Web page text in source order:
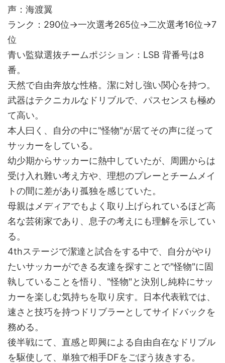
声：海渡翼
ランク：290位→一次選考265位→二次選考16位→7
位
青い監獄選抜チームポジション：LSB 背番号は8
番。
天然で自由奔放な性格。潔に対し強い関心を持つ。
武器はテクニカルなドリブルで、パスセンスも極め
て高い。
本人曰く、自分の中に"怪物"が居てその声に従って
サッカーをしている。
幼少期からサッカーに熱中していたが、周囲からは
受け入れ難い考え方や、理想のプレーとチームメイ
トの間に差があり孤独を感じていた。
母親はメディアでもよく取り上げられているほど高
名な芸術家であり、息子の考えにも理解を示してい
る。
4thステージで潔達と試合をする中で、自分がやり
たいサッカーができる友達を探すことで"怪物"に固
執していることを悟り、"怪物"と決別し純粋にサッ
カーを楽しむ気持ちを取り戻す。日本代表戦では、
速さと技巧を持つドリブラーとしてサイドバックを
務める。
後半戦にて、直感と即興による自由自在なドリブル
を駆使して、単独で相手DFをごぼう抜きする。